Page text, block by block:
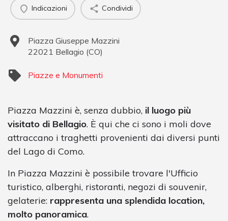
Indicazioni Condividi
Piazza Giuseppe Mazzini
22021 Bellagio (CO)
Piazze e Monumenti
Piazza Mazzini è, senza dubbio, il luogo più
visitato di Bellagio. È qui che ci sono i moli dove
attraccano i traghetti provenienti dai diversi punti
del Lago di Como.
In Piazza Mazzini è possibile trovare l'Ufficio
turistico, alberghi, ristoranti, negozi di souvenir,
gelaterie: rappresenta una splendida location,
molto panoramica.